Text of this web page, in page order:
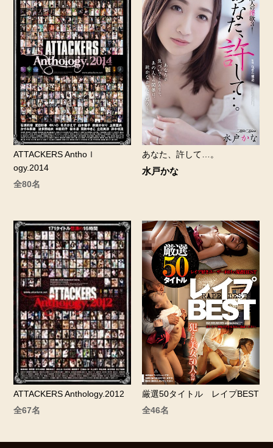
ATTACKERS Anthoｌ
ogy.2014
全80名
あなた、許して…。
水戸かな
ATTACKERS Anthology.2012
全67名
厳選50タイトル レイプBEST
全46名